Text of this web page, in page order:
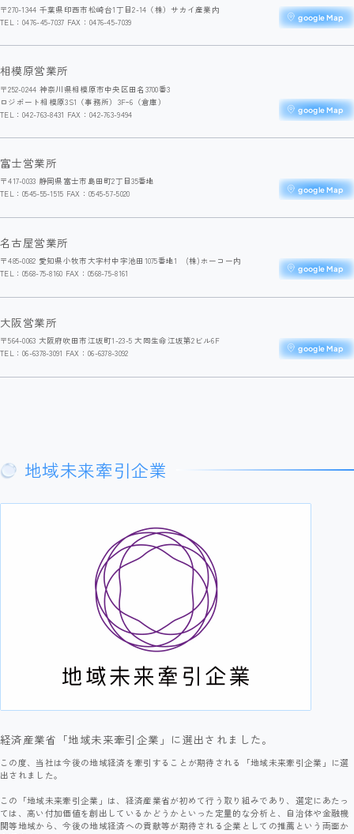
〒270-1344 千葉県印西市松崎台1丁目2-14（株）サカイ産業内
TEL：0476-45-7037 FAX：0476-45-7039
google Map
相模原営業所
〒252-0244 神奈川県相模原市中央区田名3700番3
ロジポート相模原3S1（事務所）3Fｰ6（倉庫）
TEL：042-763-8431 FAX：042-763-9494
google Map
富士営業所
〒417-0033 静岡県富士市島田町2丁目35番地
TEL：0545-55-1515 FAX：0545-57-5020
google Map
名古屋営業所
〒485-0082 愛知県小牧市大字村中字池田1075番地1 (株)ホーコー内
TEL：0568-75-8160 FAX：0568-75-8161
google Map
大阪営業所
〒564-0063 大阪府吹田市江坂町1-23-5 大同生命江坂第2ビル6F
TEL：06-6378-3091 FAX：06-6378-3092
google Map
地域未来牽引企業
経済産業省「地域未来牽引企業」に選出されました。
この度、当社は今後の地域経済を牽引することが期待される「地域未来牽引企業」に選
出されました。
この「地域未来牽引企業」は、経済産業省が初めて行う取り組みであり、選定にあたっ
ては、高い付加価値を創出しているかどうかといった定量的な分析と、自治体や金融機
関等地域から、今後の地域経済への貢献等が期待される企業としての推薦という両面か